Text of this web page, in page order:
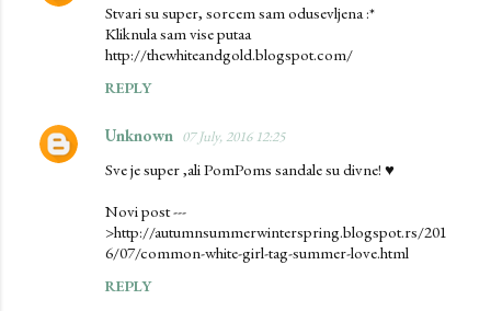
Stvari su super, sorcem sam odusevljena :*
Kliknula sam vise putaa
http://thewhiteandgold.blogspot.com/
REPLY
Unknown 07 July, 2016 12:25
Sve je super ,ali PomPoms sandale su divne! ♥
Novi post ---
>http://autumnsummerwinterspring.blogspot.rs/201
6/07/common-white-girl-tag-summer-love.html
REPLY